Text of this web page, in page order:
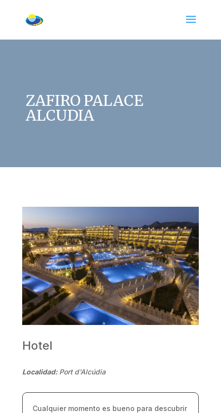
ZAFIRO PALACE
ALCUDIA
Hotel
Localidad: Port d'Alcúdia
Cualquier momento es bueno para descubrir